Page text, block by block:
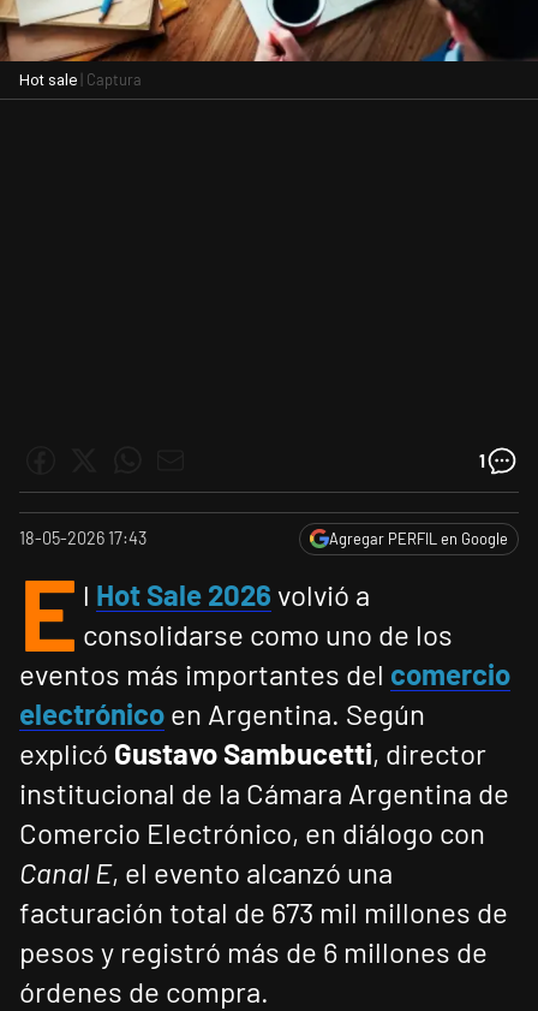
Hot sale | Captura
1
18-05-2026 17:43 Agregar PERFIL en Google
E l Hot Sale 2026 volvió a
consolidarse como uno de los
eventos más importantes del comercio
electrónico en Argentina. Según
explicó Gustavo Sambucetti, director
institucional de la Cámara Argentina de
Comercio Electrónico, en diálogo con
Canal E, el evento alcanzó una
facturación total de 673 mil millones de
pesos y registró más de 6 millones de
órdenes de compra.